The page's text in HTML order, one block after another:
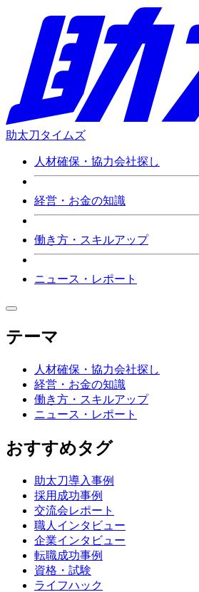
助太刀タイムズ
人材確保・協力会社探し
経営・お金の知識
働き方・スキルアップ
ニュース・レポート
テーマ
人材確保・協力会社探し
経営・お金の知識
働き方・スキルアップ
ニュース・レポート
おすすめタグ
助太刀導入事例
採用成功事例
交流会レポート
職人インタビュー
企業インタビュー
転職成功事例
資格・試験
ライフハック